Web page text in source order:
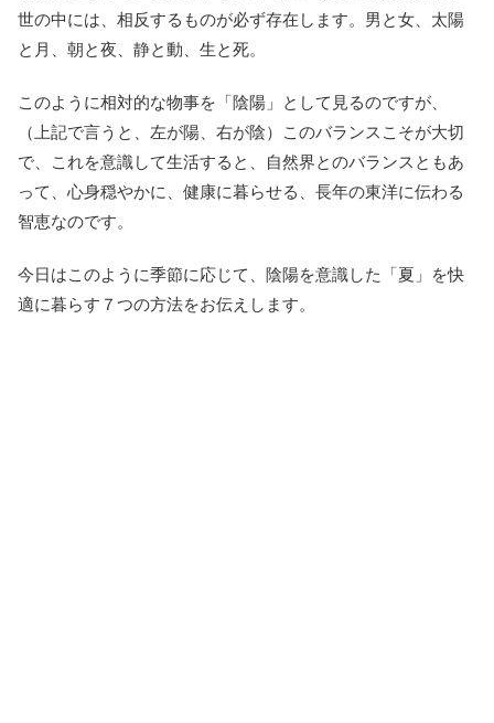
世の中には、相反するものが必ず存在します。男と女、太陽
と月、朝と夜、静と動、生と死。
このように相対的な物事を「陰陽」として見るのですが、
（上記で言うと、左が陽、右が陰）このバランスこそが大切
で、これを意識して生活すると、自然界とのバランスともあ
って、心身穏やかに、健康に暮らせる、長年の東洋に伝わる
智恵なのです。
今日はこのように季節に応じて、陰陽を意識した「夏」を快
適に暮らす７つの方法をお伝えします。